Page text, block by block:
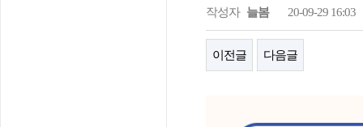
작성자 늘봄 20-09-29 16:03
이전글 다음글